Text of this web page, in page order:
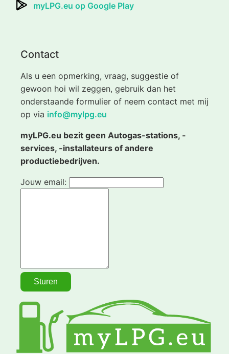
myLPG.eu op Google Play
Contact
Als u een opmerking, vraag, suggestie of
gewoon hoi wil zeggen, gebruik dan het
onderstaande formulier of neem contact met mij
op via info@mylpg.eu
myLPG.eu bezit geen Autogas-stations, -
services, -installateurs of andere
productiebedrijven.
Jouw email: